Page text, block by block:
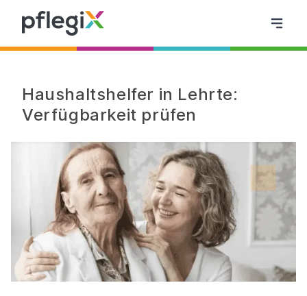
Haushaltshelfer in Lehrte:
Verfügbarkeit prüfen